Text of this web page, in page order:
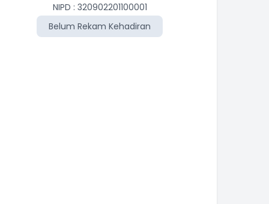
NIPD : 320902201100001
Belum Rekam Kehadiran